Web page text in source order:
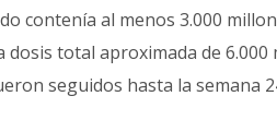
contenía al menos 3.000
dosis total aproximada de 6.000
seguidos hasta la semana